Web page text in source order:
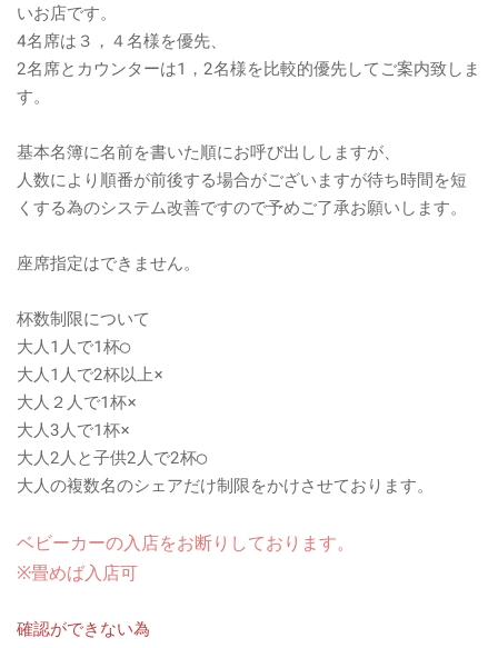
いお店です。
4名席は３，４名様を優先、
2名席とカウンターは1，2名様を比較的優先してご案内致しま
す。
基本名簿に名前を書いた順にお呼び出ししますが、
人数により順番が前後する場合がございますが待ち時間を短
くする為のシステム改善ですので予めご了承お願いします。
座席指定はできません。
杯数制限について
大人1人で1杯◯
大人1人で2杯以上×
大人２人で1杯×
大人3人で1杯×
大人2人と子供2人で2杯◯
大人の複数名のシェアだけ制限をかけさせております。
ベビーカーの入店をお断りしております。
※畳めば入店可
確認ができない為